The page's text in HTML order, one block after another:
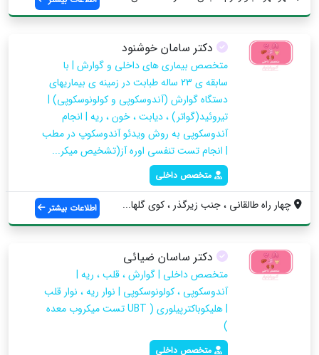
دکتر سامان خوشنود
متخصص بیماری های داخلی و گوارش | با
سابقه ی 23 ساله طبابت در زمینه ی بیماریهای
دستگاه گوارش (آندوسکوپی و کولونوسکوپی) |
تیروئید(گواتر) ، دیابت ، خون ، ریه | انجام
آندوسکوپی به روش ویدئو آندوسکوپ در مطب
| انجام تست تنفسی اوره آز(تشخیص میکر...
متخصص داخلی
چهار راه طالقانی ، جنب زیرگذر ، کوی گلها... اطلاعات بیشتر
دکتر ساسان ضیائی
متخصص داخلی | گوارش ، قلب ، ریه |
آندوسکوپی ، کولونوسکوپی | نوار ریه ، نوار قلب
| هلیکوباکترپیلوری ( UBT تست میکروب معده
)
متخصص داخلی